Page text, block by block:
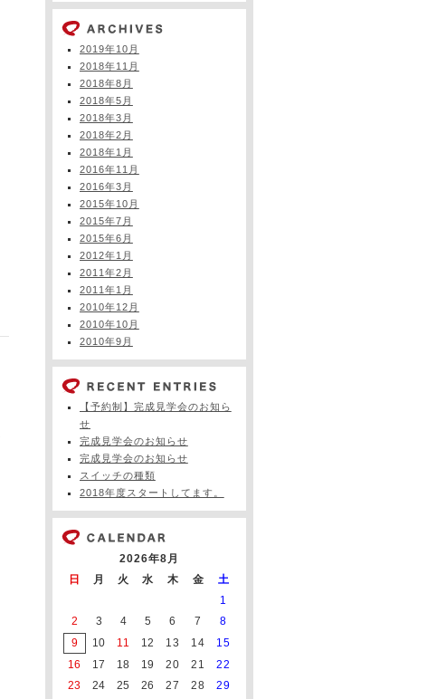
2019年10月
2018年11月
2018年8月
2018年5月
2018年3月
2018年2月
2018年1月
2016年11月
2016年3月
2015年10月
2015年7月
2015年6月
2012年1月
2011年2月
2011年1月
2010年12月
2010年10月
2010年9月
【予約制】完成見学会のお知ら
せ
完成見学会のお知らせ
完成見学会のお知らせ
スイッチの種類
2018年度スタートしてます。
2026年8月
日
月 火 水 木 金 土
1
2
3 4 5 6 7
8
9
10 11 12 13 14
15
16
17 18 19 20 21
22
23
24 25 26 27 28
29